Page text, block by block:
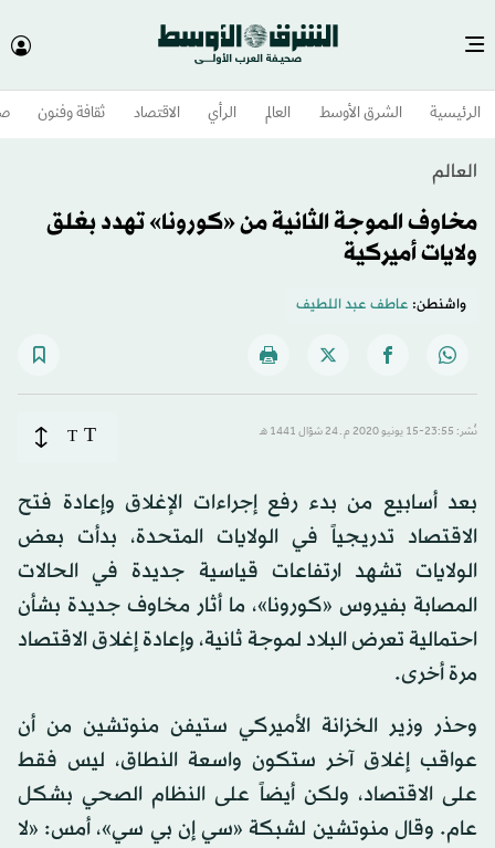
الرئيسية الشرق الأوسط​ العالم الرأي الاقتصاد ثقافة وفنون
العالم
مخاوف الموجة الثانية من «كورونا» تهدد بغلق
ولايات أميركية
واشنطن: عاطف عبد اللطيف
نُشر: 23:55-15 يونيو 2020 م ـ 24 شوّال 1441 هـ T
T
بعد أسابيع من بدء رفع إجراءات الإغلاق وإعادة فتح
الاقتصاد تدريجياً في الولايات المتحدة، بدأت بعض
الولايات تشهد ارتفاعات قياسية جديدة في الحالات
المصابة بفيروس «كورونا»، ما أثار مخاوف جديدة بشأن
احتمالية تعرض البلاد لموجة ثانية، وإعادة إغلاق الاقتصاد
مرة أخرى.
وحذر وزير الخزانة الأميركي ستيفن منوتشين من أن
عواقب إغلاق آخر ستكون واسعة النطاق، ليس فقط
على الاقتصاد، ولكن أيضاً على النظام الصحي بشكل
عام. وقال منوتشين لشبكة «سي إن بي سي»، أمس: «لا